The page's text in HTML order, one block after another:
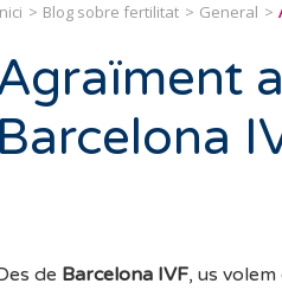
Blog sobre fertilitat General
Barcelona
de Barcelona IVF, us